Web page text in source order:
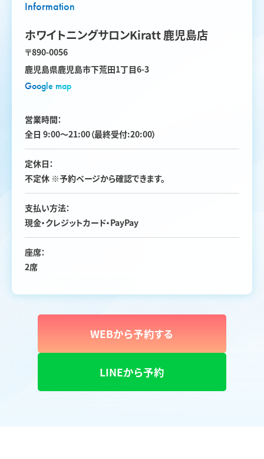
Information
ホワイトニングサロンKiratt 鹿児島店
〒890-0056
鹿児島県鹿児島市下荒田1丁目6-3
Google map
営業時間：
全日 9:00〜21:00（最終受付:20:00）
定休日：
不定休 ※予約ページから確認できます。
支払い方法：
現金・クレジットカード・PayPay
座席：
2席
WEBから予約する
LINEから予約